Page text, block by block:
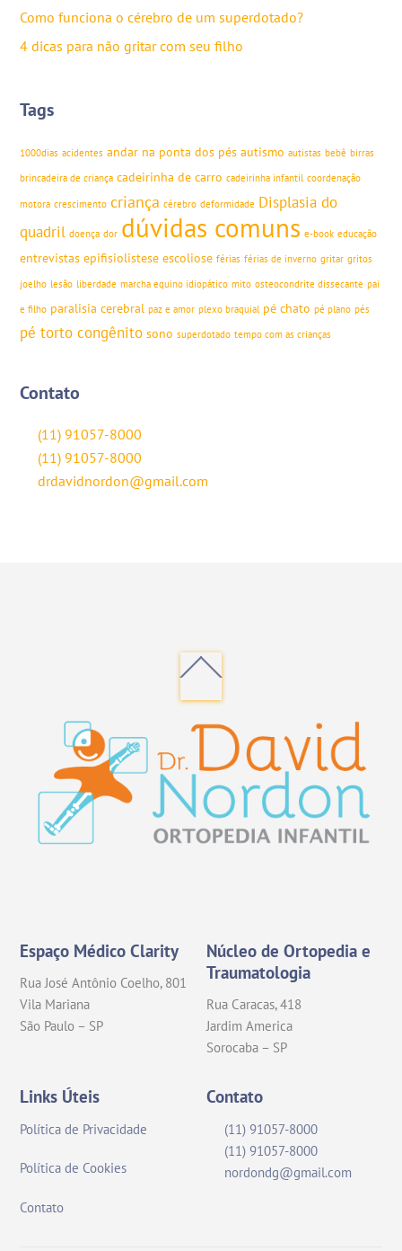
Como funciona o cérebro de um superdotado?
4 dicas para não gritar com seu filho
Tags
1000dias acidentes andar na ponta dos pés autismo autistas bebê birras
brincadeira de criança cadeirinha de carro cadeirinha infantil coordenação
motora crescimento criança cérebro deformidade Displasia do
quadril doença dor dúvidas comuns e-book educação
entrevistas epifisiolistese escoliose férias férias de inverno gritar gritos
joelho lesão liberdade marcha equino idiopático mito osteocondrite dissecante pai
e filho paralisia cerebral paz e amor plexo braquial pé chato pé plano pés
pé torto congênito sono superdotado tempo com as crianças
Contato
(11) 91057-8000
(11) 91057-8000
drdavidnordon@gmail.com
To
Espaço Médico Clarity
Rua José Antônio Coelho, 801
Vila Mariana
São Paulo – SP
Núcleo de Ortopedia e
Traumatologia
Rua Caracas, 418
Jardim America
Sorocaba – SP
Links Úteis
Política de Privacidade
Política de Cookies
Contato
Contato
(11) 91057-8000
(11) 91057-8000
nordondg@gmail.com